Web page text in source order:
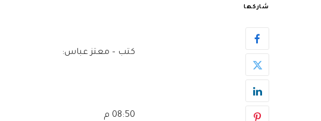
شاركها
كتب – معتز عباس:
08:50 م